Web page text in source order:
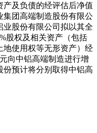
及负债的经评估后净值
集团高端制造股份有限公
股份有限公司拟以其全
股权及相关资产（包括
地使用权等无形资产）经
向中铝高端制造进行增
份预计将分别取得中铝高